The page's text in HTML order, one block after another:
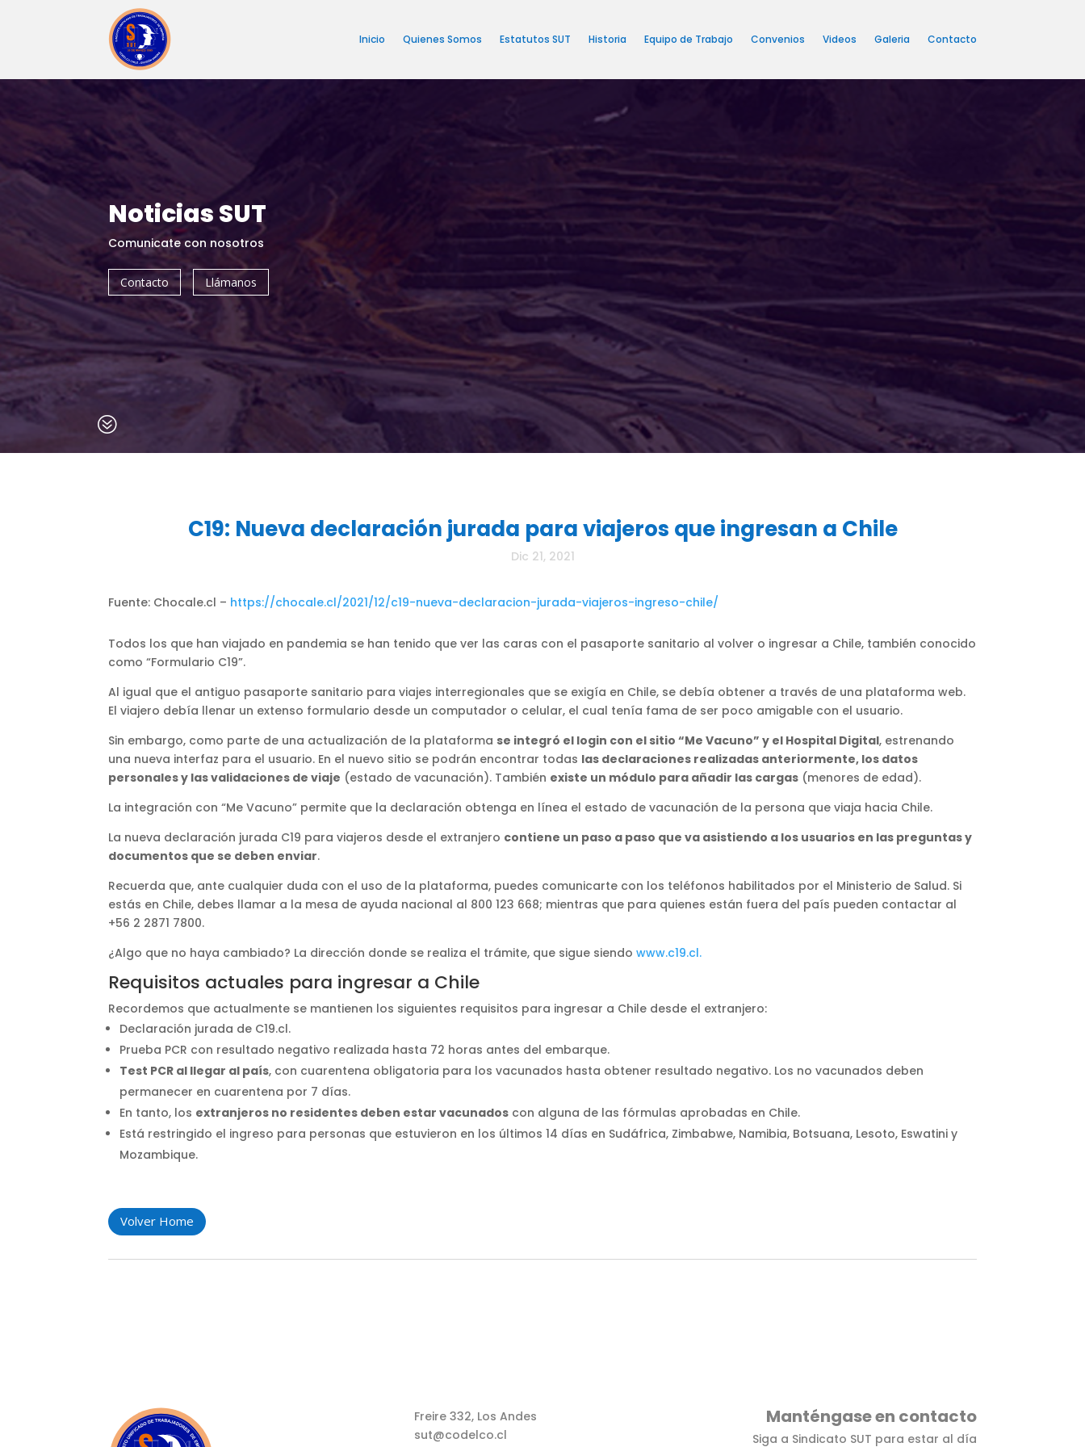
Inicio Quienes Somos Estatutos SUT Historia Equipo de Trabajo Convenios Videos Galeria Contacto
Noticias SUT
Comunicate con nosotros
Contacto Llámanos
?
C19: Nueva declaración jurada para viajeros que ingresan a Chile
Dic 21, 2021
Fuente: Chocale.cl – https://chocale.cl/2021/12/c19-nueva-declaracion-jurada-viajeros-ingreso-chile/
Todos los que han viajado en pandemia se han tenido que ver las caras con el pasaporte sanitario al volver o ingresar a Chile, también conocido
como “Formulario C19”.
Al igual que el antiguo pasaporte sanitario para viajes interregionales que se exigía en Chile, se debía obtener a través de una plataforma web.
El viajero debía llenar un extenso formulario desde un computador o celular, el cual tenía fama de ser poco amigable con el usuario.
Sin embargo, como parte de una actualización de la plataforma se integró el login con el sitio “Me Vacuno” y el Hospital Digital, estrenando
una nueva interfaz para el usuario. En el nuevo sitio se podrán encontrar todas las declaraciones realizadas anteriormente, los datos
personales y las validaciones de viaje (estado de vacunación). También existe un módulo para añadir las cargas (menores de edad).
La integración con “Me Vacuno” permite que la declaración obtenga en línea el estado de vacunación de la persona que viaja hacia Chile.
La nueva declaración jurada C19 para viajeros desde el extranjero contiene un paso a paso que va asistiendo a los usuarios en las preguntas y
documentos que se deben enviar.
Recuerda que, ante cualquier duda con el uso de la plataforma, puedes comunicarte con los teléfonos habilitados por el Ministerio de Salud. Si
estás en Chile, debes llamar a la mesa de ayuda nacional al 800 123 668; mientras que para quienes están fuera del país pueden contactar al
+56 2 2871 7800.
¿Algo que no haya cambiado? La dirección donde se realiza el trámite, que sigue siendowww.c19.cl.
Requisitos actuales para ingresar a Chile
Recordemos que actualmente se mantienen los siguientes requisitos para ingresar a Chile desde el extranjero:
Declaración jurada de C19.cl.
Prueba PCR con resultado negativo realizada hasta 72 horas antes del embarque.
Test PCR al llegar al país, con cuarentena obligatoria para los vacunados hasta obtener resultado negativo. Los no vacunados deben
permanecer en cuarentena por 7 días.
En tanto, los extranjeros no residentes deben estar vacunados con alguna de las fórmulas aprobadas en Chile.
Está restringido el ingreso para personas que estuvieron en los últimos 14 días en Sudáfrica, Zimbabwe, Namibia, Botsuana, Lesoto, Eswatini y
Mozambique.
Volver Home
Freire 332, Los Andes
sut@codelco.cl
Manténgase en contacto
Siga a Sindicato SUT para estar al día